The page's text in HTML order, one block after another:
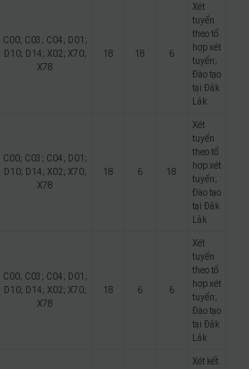
C00; C03; C04; D01;
D10; D14; X02; X70;
X78
18 18 6
Xét
tuyển
theo tổ
hợp xét
tuyển;
Đào tạo
tại Đắk
Lắk
C00; C03; C04; D01;
D10; D14; X02; X70;
X78
18 6 18
Xét
tuyển
theo tổ
hợp xét
tuyển;
Đào tạo
tại Đắk
Lắk
C00; C03; C04; D01;
D10; D14; X02; X70;
X78
18 6 6
Xét
tuyển
theo tổ
hợp xét
tuyển;
Đào tạo
tại Đắk
Lắk
Xét kết